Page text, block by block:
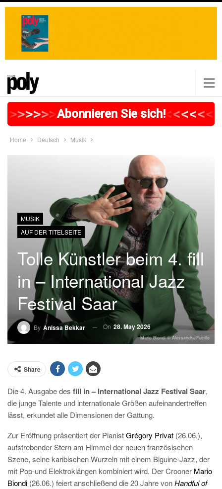
>>>>>>>>>>>>>>>>>
Abonnieren Sie sich!<<<<<<<
Home Deutsch Musik
MUSIK
AUF DER TITELSEITE
Tolle Künstler beim 4. fill
in – International Jazz
Festival Saar
By Anissa Bekkar On 28. May 2026
Mario Biondi © Alessandra Fucillo
Share
Die 4. Ausgabe des fill in – International Jazz Festival Saar,
die junge Talente und internationale Größen aufeinandertreffen
lässt, erkundet alle Dimensionen der Gattung.
Zur Eröffnung präsentiert der PianistGrégory Privat (26.06.),
aufstrebender Stern am Himmel der neuen französischen
Szene, seine karibischen Wurzeln mit einem Biguine-Jazz, der
mit Pop-und Elektroklängen kombiniert wird. Der Crooner Mario
Biondi (26.06.) feiert anschließend die 20 Jahre vonHandful of